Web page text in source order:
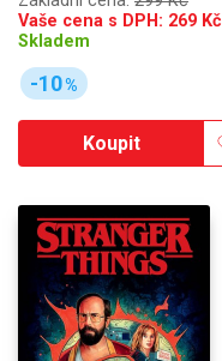
Vaše cena s DPH: 269 Kč
Skladem
-10%
Koupit